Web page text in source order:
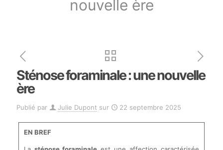
nouvelle ère
Sténose foraminale : une nouvelle
ère
Publié par Julie Dupont sur 22 septembre 2025
EN BREF